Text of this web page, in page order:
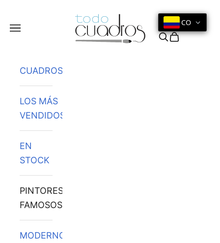
Menú
CO
Buscar
Cesta
CUADROS
LOS MÁS
VENDIDOS
EN
STOCK
PINTORES
FAMOSOS
MODERNOS